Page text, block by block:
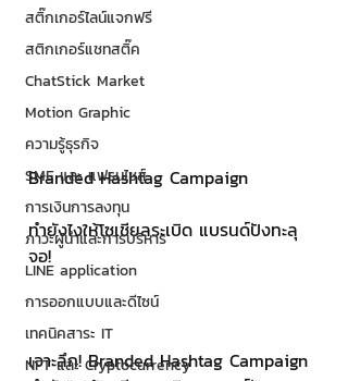
สติ๊กเกอร์ไลน์แจกฟรี
สติกเกอร์แชทสติ๊ค
ChatStick Market
Motion Graphic
ความรู้ธุรกิจ
SME และ แฟรนไชส์
การเงินการลงทุน
ภาวะผู้นำและการบริหาร
LINE application
การออกแบบและดีไซน์
เทคนิคสาระ IT
NFT และ Cryptocurrency
Branded Hashtag Campaign
ทำยังไงให้โซเชียลระเบิด แบรนด์ปังทะลุ
จอ!
เจาะลึก! Branded Hashtag Campaign